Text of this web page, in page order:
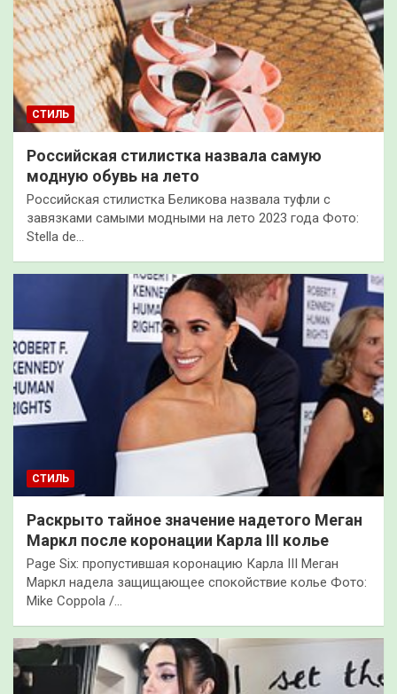
СТИЛЬ
Российская стилистка назвала самую
модную обувь на лето
Российская стилистка Беликова назвала туфли с
завязками самыми модными на лето 2023 года Фото:
Stella de…
СТИЛЬ
Раскрыто тайное значение надетого Меган
Маркл после коронации Карла III колье
Page Six: пропустившая коронацию Карла III Меган
Маркл надела защищающее спокойствие колье Фото:
Mike Coppola /…